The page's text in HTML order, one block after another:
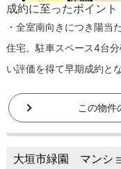
成約に至ったポイント
・全室南向きにつき陽当
住宅。駐車スペース4台
い評価を得て早期成約と
この物件
大垣市緑園 マンシ